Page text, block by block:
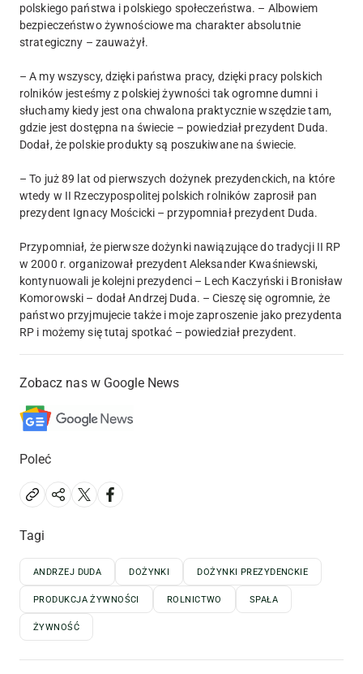
polskiego państwa i polskiego społeczeństwa. – Albowiem
bezpieczeństwo żywnościowe ma charakter absolutnie
strategiczny – zauważył.
– A my wszyscy, dzięki państwa pracy, dzięki pracy polskich
rolników jesteśmy z polskiej żywności tak ogromne dumni i
słuchamy kiedy jest ona chwalona praktycznie wszędzie tam,
gdzie jest dostępna na świecie – powiedział prezydent Duda.
Dodał, że polskie produkty są poszukiwane na świecie.
– To już 89 lat od pierwszych dożynek prezydenckich, na które
wtedy w II Rzeczypospolitej polskich rolników zaprosił pan
prezydent Ignacy Mościcki – przypomniał prezydent Duda.
Przypomniał, że pierwsze dożynki nawiązujące do tradycji II RP
w 2000 r. organizował prezydent Aleksander Kwaśniewski,
kontynuowali je kolejni prezydenci – Lech Kaczyński i Bronisław
Komorowski – dodał Andrzej Duda. – Cieszę się ogromnie, że
państwo przyjmujecie także i moje zaproszenie jako prezydenta
RP i możemy się tutaj spotkać – powiedział prezydent.
Zobacz nas w Google News
Poleć
Tagi
ANDRZEJ DUDA DOŻYNKI DOŻYNKI PREZYDENCKIE
PRODUKCJA ŻYWNOŚCI ROLNICTWO SPAŁA
ŻYWNOŚĆ